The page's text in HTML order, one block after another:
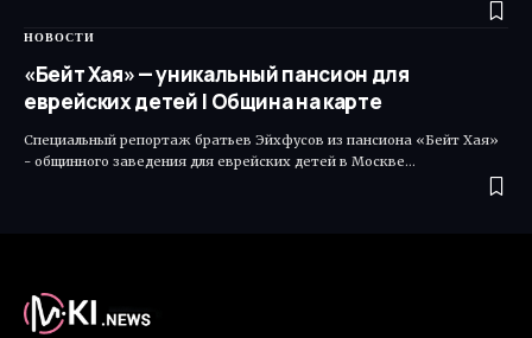
НОВОСТИ
«Бейт Хая» — уникальный пансион для
еврейских детей | Община на карте
Специальный репортаж братьев Эйхфусов из пансиона «Бейт Хая»
- общинного заведения для еврейских детей в Москве…